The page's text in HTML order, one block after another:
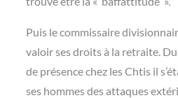
Puis le commissaire
valoir ses droits à la retraite.
de présence chez les Chtis il
ses hommes des attaques